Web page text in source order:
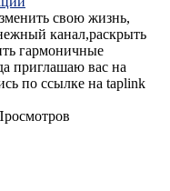
свою жизнь,
канал,раскрыть
гармоничные
приглашаю вас на
по ссылке на taplink